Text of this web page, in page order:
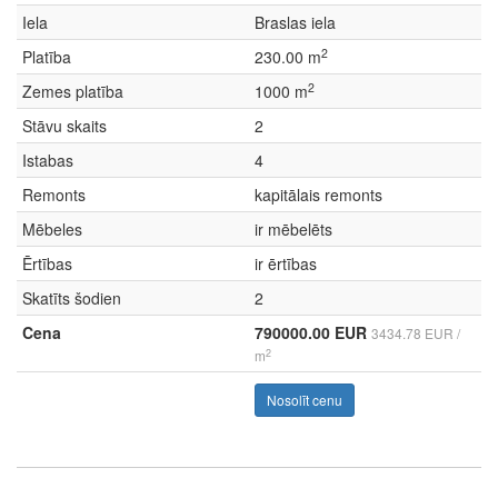
Iela
Braslas iela
Platība
230.00 m2
Zemes platība 1000 m2
Stāvu skaits
2
Istabas
4
Remonts
kapitālais remonts
Mēbeles
ir mēbelēts
Ērtības
ir ērtības
Skatīts šodien
2
Cena
790000.00 EUR 3434.78 EUR /
m2
Nosolīt cenu